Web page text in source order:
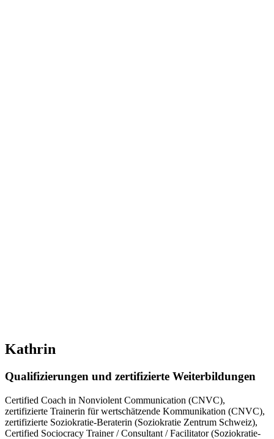
Kathrin
Qualifizierungen und zertifizierte Weiterbildungen
Certified Coach in Nonviolent Communication (CNVC),
zertifizierte Trainerin für wertschätzende Kommunikation (CNVC),
zertifizierte Soziokratie-Beraterin (Soziokratie Zentrum Schweiz),
Certified Sociocracy Trainer / Consultant / Facilitator (Soziokratie-